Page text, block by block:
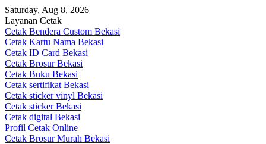
Skip
to
content
Saturday, Aug 8, 2026
Layanan Cetak
Cetak Bendera Custom Bekasi
Cetak Kartu Nama Bekasi
Cetak ID Card Bekasi
Cetak Brosur Bekasi
Cetak Buku Bekasi
Cetak sertifikat Bekasi
Cetak sticker vinyl Bekasi
Cetak sticker Bekasi
Cetak digital Bekasi
Profil Cetak Online
Cetak Brosur Murah Bekasi